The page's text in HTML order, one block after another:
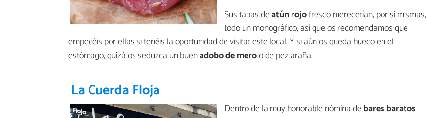
Sus tapas deatún rojofresco merecerían, por sí mismas,
todo un monográfico, así que os recomendamos que
empecéis por ellas si tenéis la oportunidad de visitar este local. Y si aún os queda hueco en el
estómago, quizá os seduzca un buenadobo de meroo de pez araña.
La Cuerda Floja
Dentro de la muy honorable nómina debares baratos